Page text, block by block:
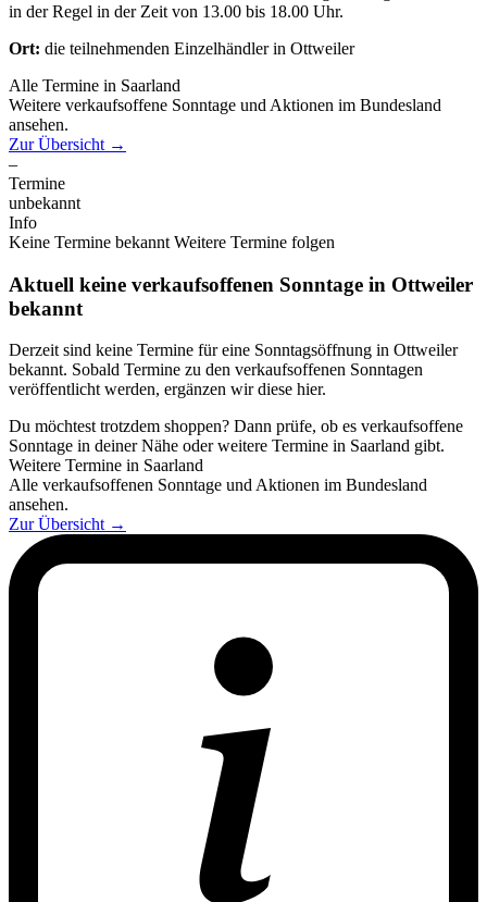
in der Regel in der Zeit von 13.00 bis 18.00 Uhr.
Ort: die teilnehmenden Einzelhändler in Ottweiler
Alle Termine in Saarland
Weitere verkaufsoffene Sonntage und Aktionen im Bundesland
ansehen.
Zur Übersicht →
–
Termine
unbekannt
Info
Keine Termine bekannt Weitere Termine folgen
Aktuell keine verkaufsoffenen Sonntage in Ottweiler
bekannt
Derzeit sind keine Termine für eine Sonntagsöffnung in Ottweiler
bekannt. Sobald Termine zu den verkaufsoffenen Sonntagen
veröffentlicht werden, ergänzen wir diese hier.
Du möchtest trotzdem shoppen? Dann prüfe, ob es verkaufsoffene
Sonntage in deiner Nähe oder weitere Termine in Saarland gibt.
Weitere Termine in Saarland
Alle verkaufsoffenen Sonntage und Aktionen im Bundesland
ansehen.
Zur Übersicht →